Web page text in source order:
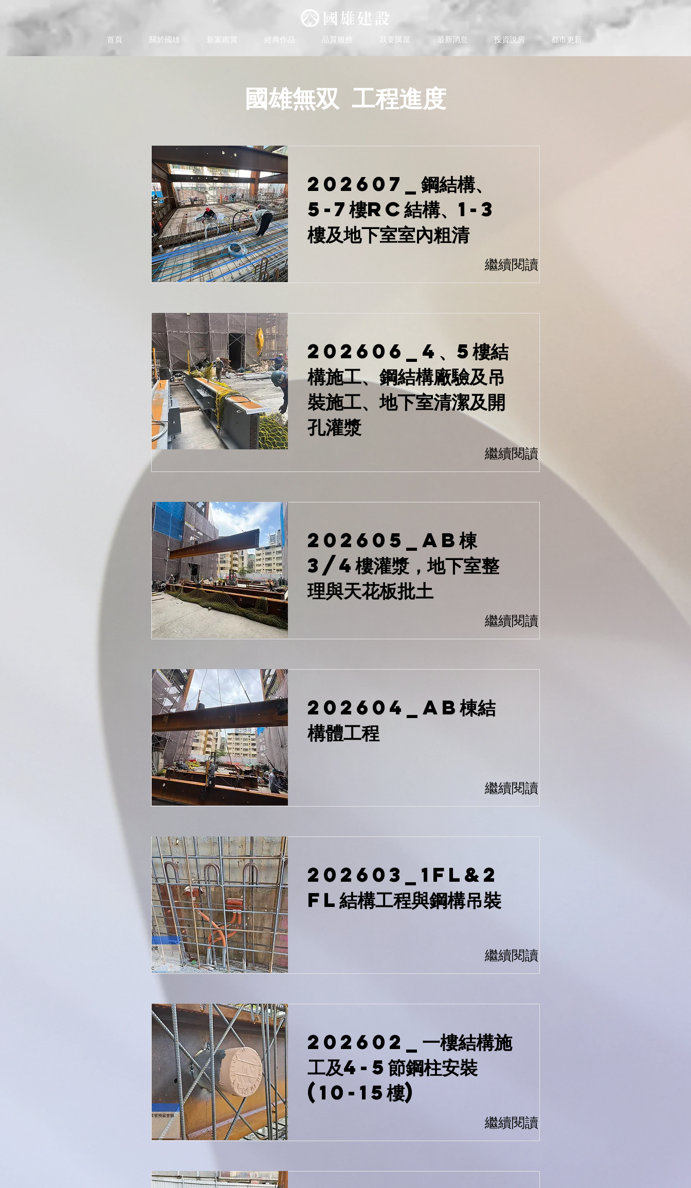
首頁 關於國雄 新案鑑賞 經典作品 品質服務 我要購屋 最新消息 投資說房 都市更新
國雄無双 工程進度
202607_鋼結構、
5-7樓RC結構、1-3
樓及地下室室內粗清
繼續閱讀
202606_4、5樓結
構施工、鋼結構廠驗及吊
裝施工、地下室清潔及開
孔灌漿
繼續閱讀
202605_AB棟
3/4樓灌漿，地下室整
理與天花板批土
繼續閱讀
202604_AB棟結
構體工程
繼續閱讀
202603_1FL&2
FL結構工程與鋼構吊裝
繼續閱讀
202602_一樓結構施
工及4-5節鋼柱安裝
(10-15樓)
繼續閱讀